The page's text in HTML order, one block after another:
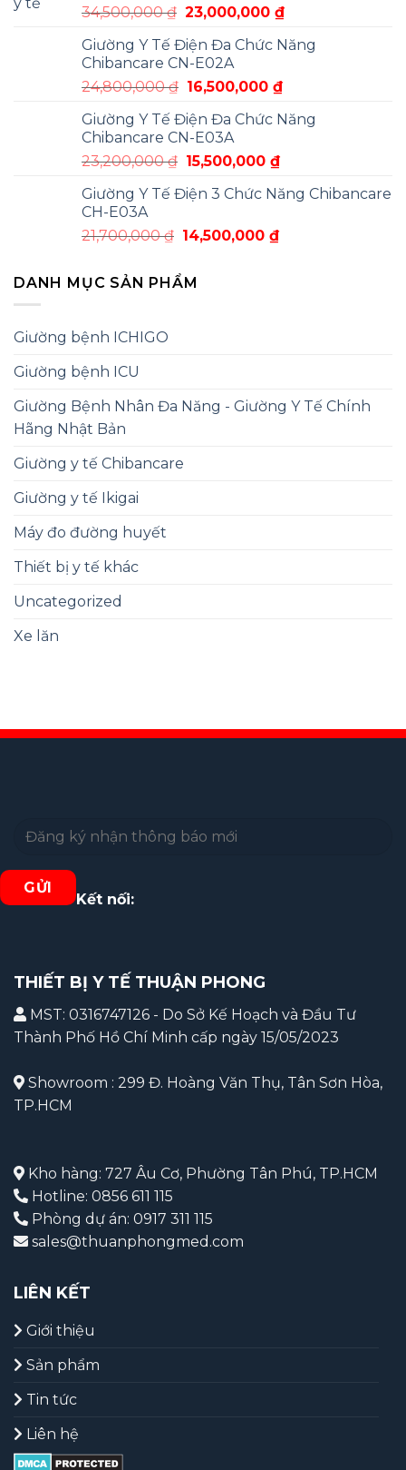
27,000,000 ₫.
34,500,000₫ Giá
là:
34,500,000 ₫.
23,000,000 ₫Giá
tại
Giường Y Tế Điện Đa Chức Năng
Chibancare CN-E02A
24,800,000₫ Giá
là:
24,800,000 ₫.
16,500,000 ₫Giá
tại
Giường Y Tế Điện Đa Chức Năng
Chibancare CN-E03A
23,200,000₫ Giá
là:
15,500,000 ₫Giá
tại
15,500,000 ₫.
Giường Y Tế Điện 3 Chức Năng Chibancare
CH-E03A
21,700,000₫ Giá
là:
21,700,000 ₫.
14,500,000 ₫Giá
DANH MỤC SẢN PHẨM
Giường bệnh ICHIGO
Giường bệnh ICU
Giường Bệnh Nhân Đa Năng - Giường Y Tế Chính
Hãng Nhật Bản
Giường y tế Chibancare
Giường y tế Ikigai
Máy đo đường huyết
Thiết bị y tế khác
Uncategorized
Xe lăn
Kết nối:
THIẾT BỊ Y TẾ THUẬN PHONG
MST: 0316747126 - Do Sở Kế Hoạch và Đầu Tư
Thành Phố Hồ Chí Minh cấp ngày 15/05/2023
Showroom : 299 Đ. Hoàng Văn Thụ, Tân Sơn Hòa,
TP.HCM
Kho hàng: 727 Âu Cơ, Phường Tân Phú, TP.HCM
Hotline: 0856 611 115
Phòng dự án: 0917 311 115
sales@thuanphongmed.com
LIÊN KẾT
Giới thiệu
Sản phẩm
Tin tức
Liên hệ